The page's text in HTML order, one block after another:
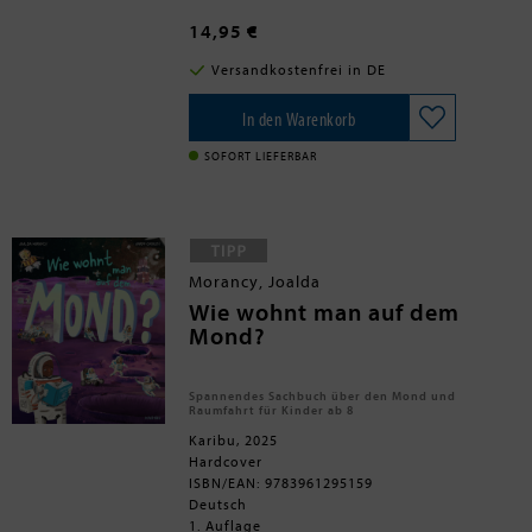
der Medizin und in der Landwirtschaft.
Aber sie können noch viel mehr. Was
genau, das erkunden wir gemeinsam
mit einem Blick in die Forschung und
auch in die Zukunft. Wie können uns
Roboter jetzt, wie sieht ihre Zukunft aus
und wie lernen sie Ihre Eigenschaften?
Wer entwickelt Roboter und wo kann
14,95 €
Versandkostenfrei in DE
In den Warenkorb
SOFORT LIEFERBAR
Morancy, Joalda
Wie wohnt man auf dem
Mond?
Spannendes Sachbuch über den Mond und
Raumfahrt für Kinder ab 8
Karibu, 2025
Hardcover
ISBN/EAN: 9783961295159
Deutsch
1. Auflage